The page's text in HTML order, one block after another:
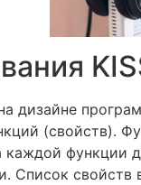
(свойств).
каждой
Список